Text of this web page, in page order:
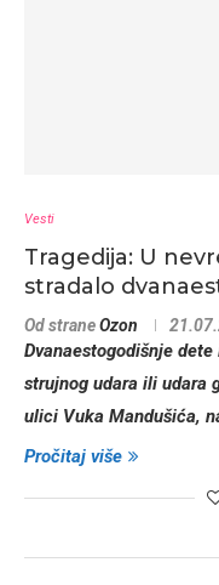
Vesti
Tragedija: U
stradalo
Od straneOzon
Dvanaestogodišnje
strujnog udara ili udara
ulici Vuka Mandušića,
Pročitaj više